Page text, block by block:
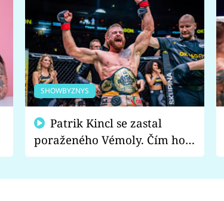
SHOWBYZNYS
poraženého Vémoly. Čím ho
fanoušci naštvali?